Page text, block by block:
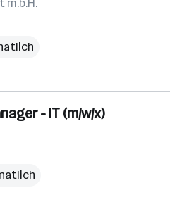
m.b.H.
- IT (m/w/x)